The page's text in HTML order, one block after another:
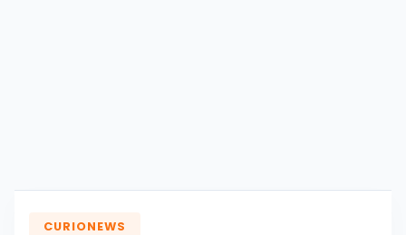
CURIONEWS